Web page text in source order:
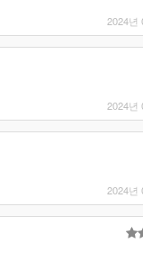
2024년
2024년
2024년